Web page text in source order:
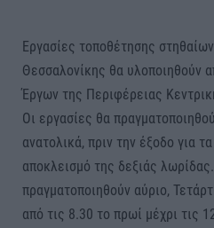
Εργασίες τοποθέτησης
Θεσσαλονίκης θα υλοποιηθούν
Έργων της Περιφέρειας
Οι εργασίες θα
ανατολικά, πριν την έξοδο για
αποκλεισμό της δεξιάς
πραγματοποιηθούν αύριο,
από τις 8.30 το πρωί μέχρι τις